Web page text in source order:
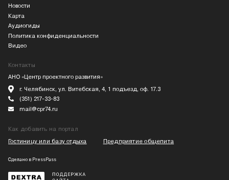
Новости
Карта
Аудиогиды
Политика конфиденциальности
Видео
Контакты
АНО «Центр проектного развития»
г. Челябинск, ул. Витебская, 4, 1 подъезд, оф. 17.3
(351) 217-33-83
mail@cpr74.ru
Как добавить на портал
Гостиницу или базу отдыха
Предприятие общепита
Сделано в PressPass